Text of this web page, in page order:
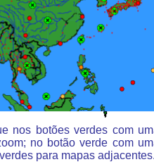
nos botões verdes com
no botão verde com
para mapas